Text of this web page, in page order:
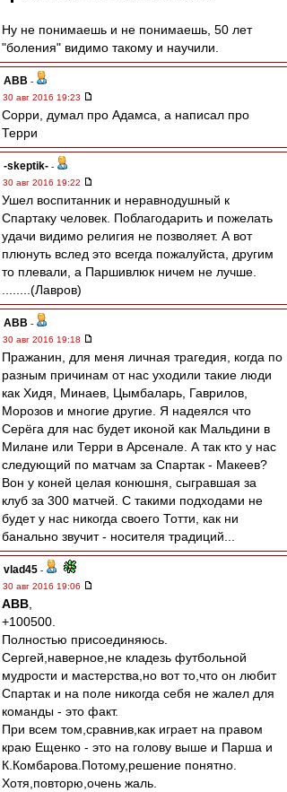
Ну не понимаешь и не понимаешь, 50 лет
"боления" видимо такому и научили.
ABB -
30 авг 2016 19:23
Сорри, думал про Адамса, а написал про
Терри
-skeptik- -
30 авг 2016 19:22
Ушел воспитанник и неравнодушный к
Спартаку человек. Поблагодарить и пожелать
удачи видимо религия не позволяет. А вот
плюнуть вслед это всегда пожалуйста, другим
то плевали, а Паршивлюк ничем не лучше.
........(Лавров)
ABB -
30 авг 2016 19:18
Пражанин, для меня личная трагедия, когда по
разным причинам от нас уходили такие люди
как Хидя, Минаев, Цымбаларь, Гаврилов,
Морозов и многие другие. Я надеялся что
Серёга для нас будет иконой как Мальдини в
Милане или Терри в Арсенале. А так кто у нас
следующий по матчам за Спартак - Макеев?
Вон у коней целая конюшня, сыгравшая за
клуб за 300 матчей. С такими подходами не
будет у нас никогда своего Тотти, как ни
банально звучит - носителя традиций...
vlad45 -
30 авг 2016 19:06
ABB
+100500.
Полностью присоединяюсь.
Сергей,наверное,не кладезь футбольной
мудрости и мастерства,но вот то,что он любит
Спартак и на поле никогда себя не жалел для
команды - это факт.
При всем том,сравнив,как играет на правом
краю Ещенко - это на голову выше и Парша и
К.Комбарова.Потому,решение понятно.
Хотя,повторю,очень жаль.